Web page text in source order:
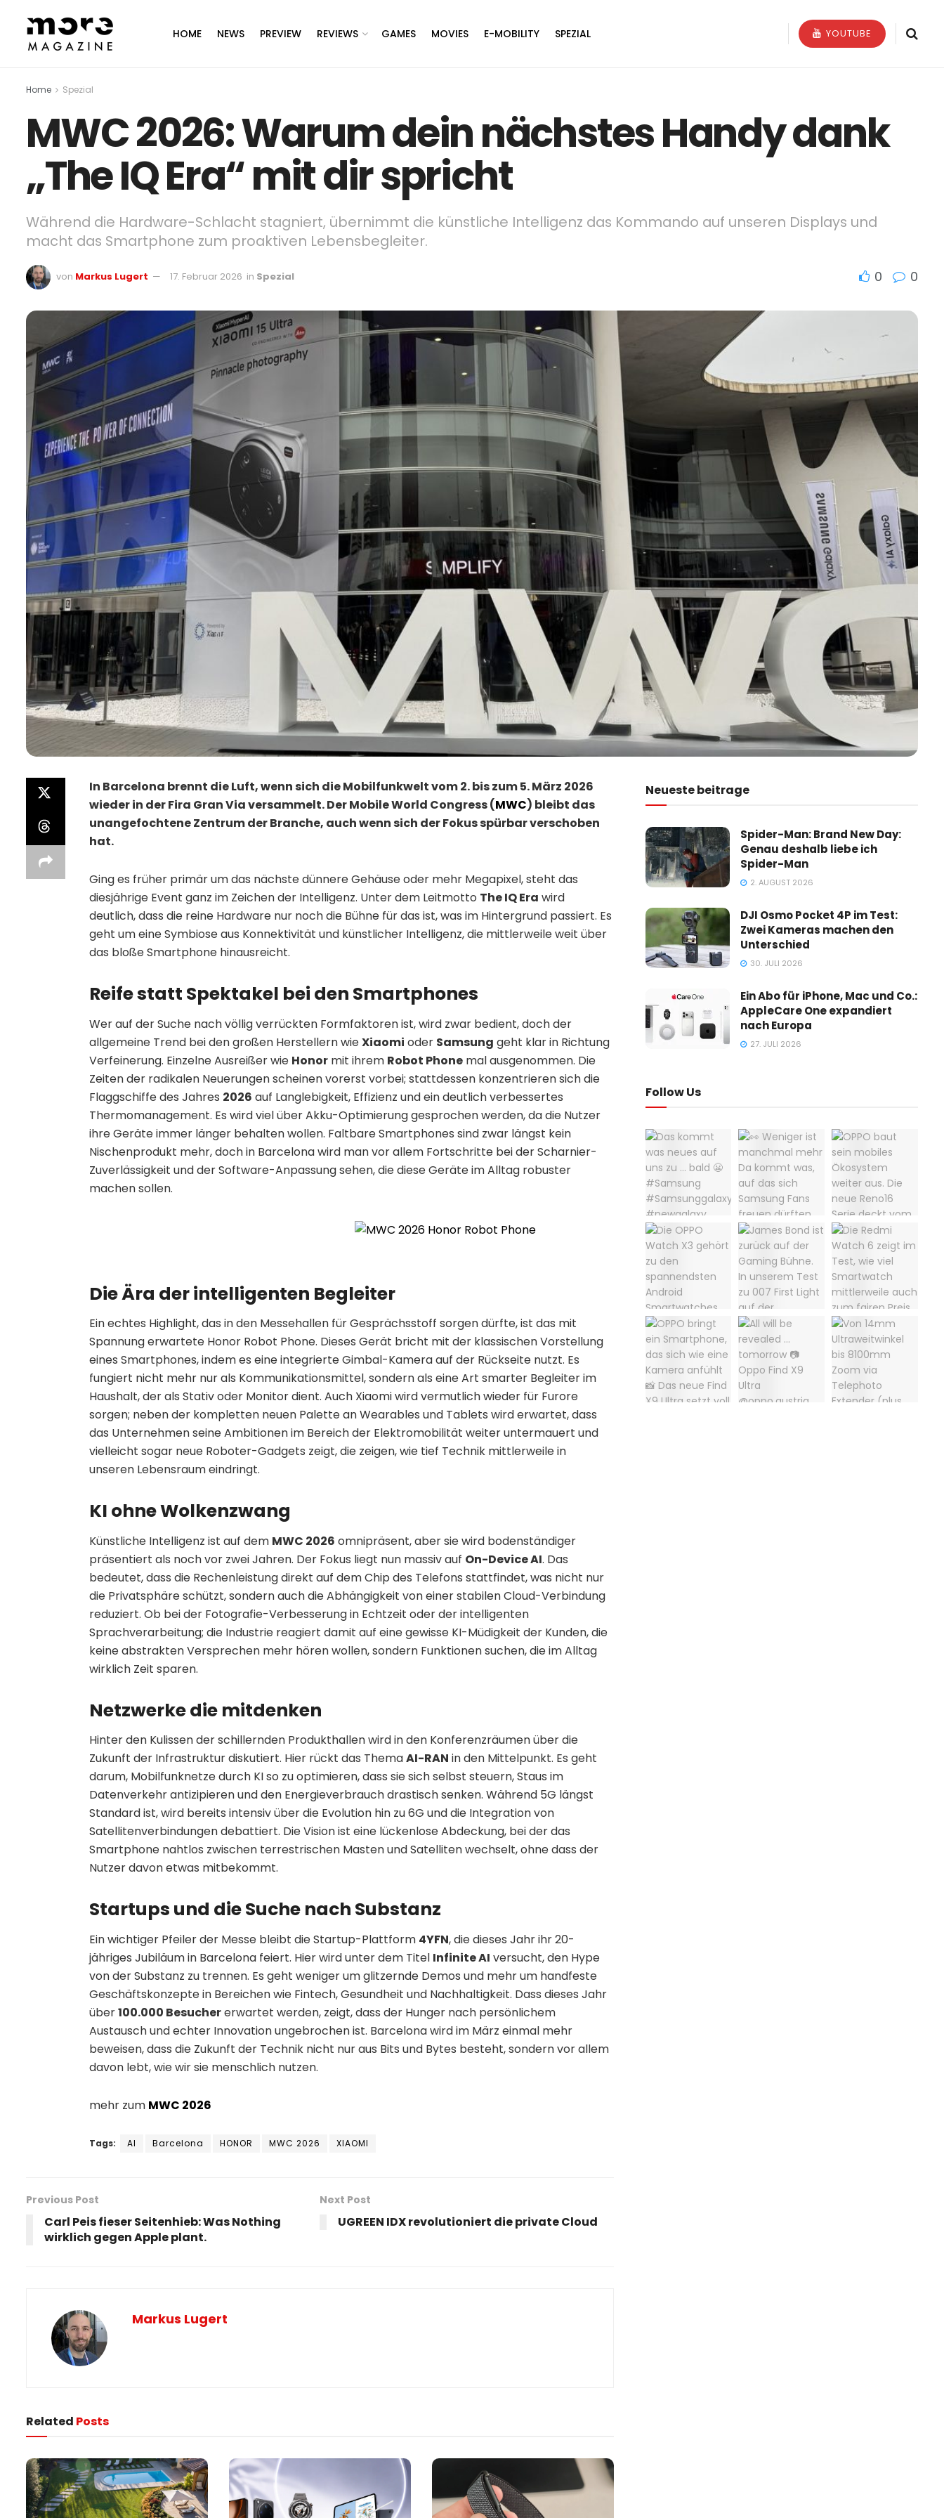
HOME NEWS PREVIEW REVIEWS GAMES MOVIES E-MOBILITY SPEZIAL YOUTUBE
Home Spezial
MWC 2026: Warum dein nächstes Handy dank
„The IQ Era“ mit dir spricht
Während die Hardware-Schlacht stagniert, übernimmt die künstliche Intelligenz das Kommando auf unseren Displays und
macht das Smartphone zum proaktiven Lebensbegleiter.
von Markus Lugert 17. Februar 2026 in Spezial 0 0
In Barcelona brennt die Luft, wenn sich die Mobilfunkwelt vom 2. bis zum 5. März 2026
wieder in der Fira Gran Via versammelt. Der Mobile World Congress (MWC) bleibt das
unangefochtene Zentrum der Branche, auch wenn sich der Fokus spürbar verschoben
hat.
Ging es früher primär um das nächste dünnere Gehäuse oder mehr Megapixel, steht das
diesjährige Event ganz im Zeichen der Intelligenz. Unter dem Leitmotto The IQ Era wird
deutlich, dass die reine Hardware nur noch die Bühne für das ist, was im Hintergrund passiert. Es
geht um eine Symbiose aus Konnektivität und künstlicher Intelligenz, die mittlerweile weit über
das bloße Smartphone hinausreicht.
Reife statt Spektakel bei den Smartphones
Wer auf der Suche nach völlig verrückten Formfaktoren ist, wird zwar bedient, doch der
allgemeine Trend bei den großen Herstellern wieXiaomi oder Samsung geht klar in Richtung
Verfeinerung. Einzelne Ausreißer wie Honor mit ihrem Robot Phone mal ausgenommen. Die
Zeiten der radikalen Neuerungen scheinen vorerst vorbei; stattdessen konzentrieren sich die
Flaggschiffe des Jahres 2026 auf Langlebigkeit, Effizienz und ein deutlich verbessertes
Thermomanagement. Es wird viel über Akku-Optimierung gesprochen werden, da die Nutzer
ihre Geräte immer länger behalten wollen. Faltbare Smartphones sind zwar längst kein
Nischenprodukt mehr, doch in Barcelona wird man vor allem Fortschritte bei der Scharnier-
Zuverlässigkeit und der Software-Anpassung sehen, die diese Geräte im Alltag robuster
machen sollen.
Die Ära der intelligenten Begleiter
Ein echtes Highlight, das in den Messehallen für Gesprächsstoff sorgen dürfte, ist das mit
Spannung erwartete Honor Robot Phone. Dieses Gerät bricht mit der klassischen Vorstellung
eines Smartphones, indem es eine integrierte Gimbal-Kamera auf der Rückseite nutzt. Es
fungiert nicht mehr nur als Kommunikationsmittel, sondern als eine Art smarter Begleiter im
Haushalt, der als Stativ oder Monitor dient. Auch Xiaomi wird vermutlich wieder für Furore
sorgen; neben der kompletten neuen Palette an Wearables und Tablets wird erwartet, dass
das Unternehmen seine Ambitionen im Bereich der Elektromobilität weiter untermauert und
vielleicht sogar neue Roboter-Gadgets zeigt, die zeigen, wie tief Technik mittlerweile in
unseren Lebensraum eindringt.
KI ohne Wolkenzwang
Künstliche Intelligenz ist auf dem MWC 2026 omnipräsent, aber sie wird bodenständiger
präsentiert als noch vor zwei Jahren. Der Fokus liegt nun massiv auf On-Device AI. Das
bedeutet, dass die Rechenleistung direkt auf dem Chip des Telefons stattfindet, was nicht nur
die Privatsphäre schützt, sondern auch die Abhängigkeit von einer stabilen Cloud-Verbindung
reduziert. Ob bei der Fotografie-Verbesserung in Echtzeit oder der intelligenten
Sprachverarbeitung; die Industrie reagiert damit auf eine gewisse KI-Müdigkeit der Kunden, die
keine abstrakten Versprechen mehr hören wollen, sondern Funktionen suchen, die im Alltag
wirklich Zeit sparen.
Netzwerke die mitdenken
Hinter den Kulissen der schillernden Produkthallen wird in den Konferenzräumen über die
Zukunft der Infrastruktur diskutiert. Hier rückt das ThemaAI-RAN in den Mittelpunkt. Es geht
darum, Mobilfunknetze durch KI so zu optimieren, dass sie sich selbst steuern, Staus im
Datenverkehr antizipieren und den Energieverbrauch drastisch senken. Während 5G längst
Standard ist, wird bereits intensiv über die Evolution hin zu 6G und die Integration von
Satellitenverbindungen debattiert. Die Vision ist eine lückenlose Abdeckung, bei der das
Smartphone nahtlos zwischen terrestrischen Masten und Satelliten wechselt, ohne dass der
Nutzer davon etwas mitbekommt.
Startups und die Suche nach Substanz
Ein wichtiger Pfeiler der Messe bleibt die Startup-Plattform 4YFN, die dieses Jahr ihr 20-
jähriges Jubiläum in Barcelona feiert. Hier wird unter dem Titel Infinite AI versucht, den Hype
von der Substanz zu trennen. Es geht weniger um glitzernde Demos und mehr um handfeste
Geschäftskonzepte in Bereichen wie Fintech, Gesundheit und Nachhaltigkeit. Dass dieses Jahr
über100.000 Besuchererwartet werden, zeigt, dass der Hunger nach persönlichem
Austausch und echter Innovation ungebrochen ist. Barcelona wird im März einmal mehr
beweisen, dass die Zukunft der Technik nicht nur aus Bits und Bytes besteht, sondern vor allem
davon lebt, wie wir sie menschlich nutzen.
mehr zum MWC 2026
Tags: AI Barcelona HONOR MWC 2026 XIAOMI
Previous Post
Carl Peis fieser Seitenhieb: Was Nothing
wirklich gegen Apple plant.
Next Post
UGREEN IDX revolutioniert die private Cloud
Markus Lugert
Related Posts
Neueste beitrage
Spider-Man: Brand New Day:
Genau deshalb liebe ich
Spider-Man
2. AUGUST 2026
DJI Osmo Pocket 4P im Test:
Zwei Kameras machen den
Unterschied
30. JULI 2026
Ein Abo für iPhone, Mac und Co.:
AppleCare One expandiert
nach Europa
27. JULI 2026
Follow Us